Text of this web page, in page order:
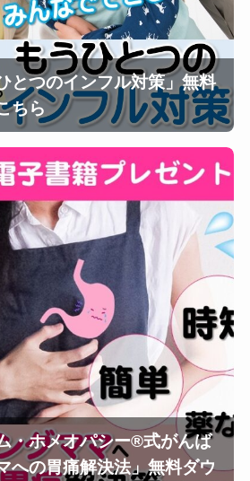
とつのインフル対策」無料
ちら
・ホメオパシー®︎式がんば
への胃痛解決法」無料ダウ